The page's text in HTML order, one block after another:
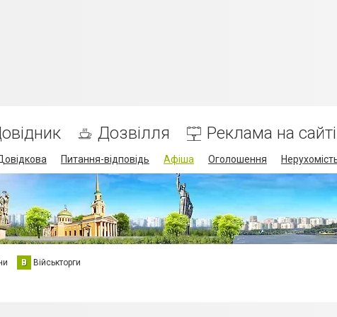
Дозвілля Реклама на сайті
Питання-відповідь Афіша Оголошення
В Військторги